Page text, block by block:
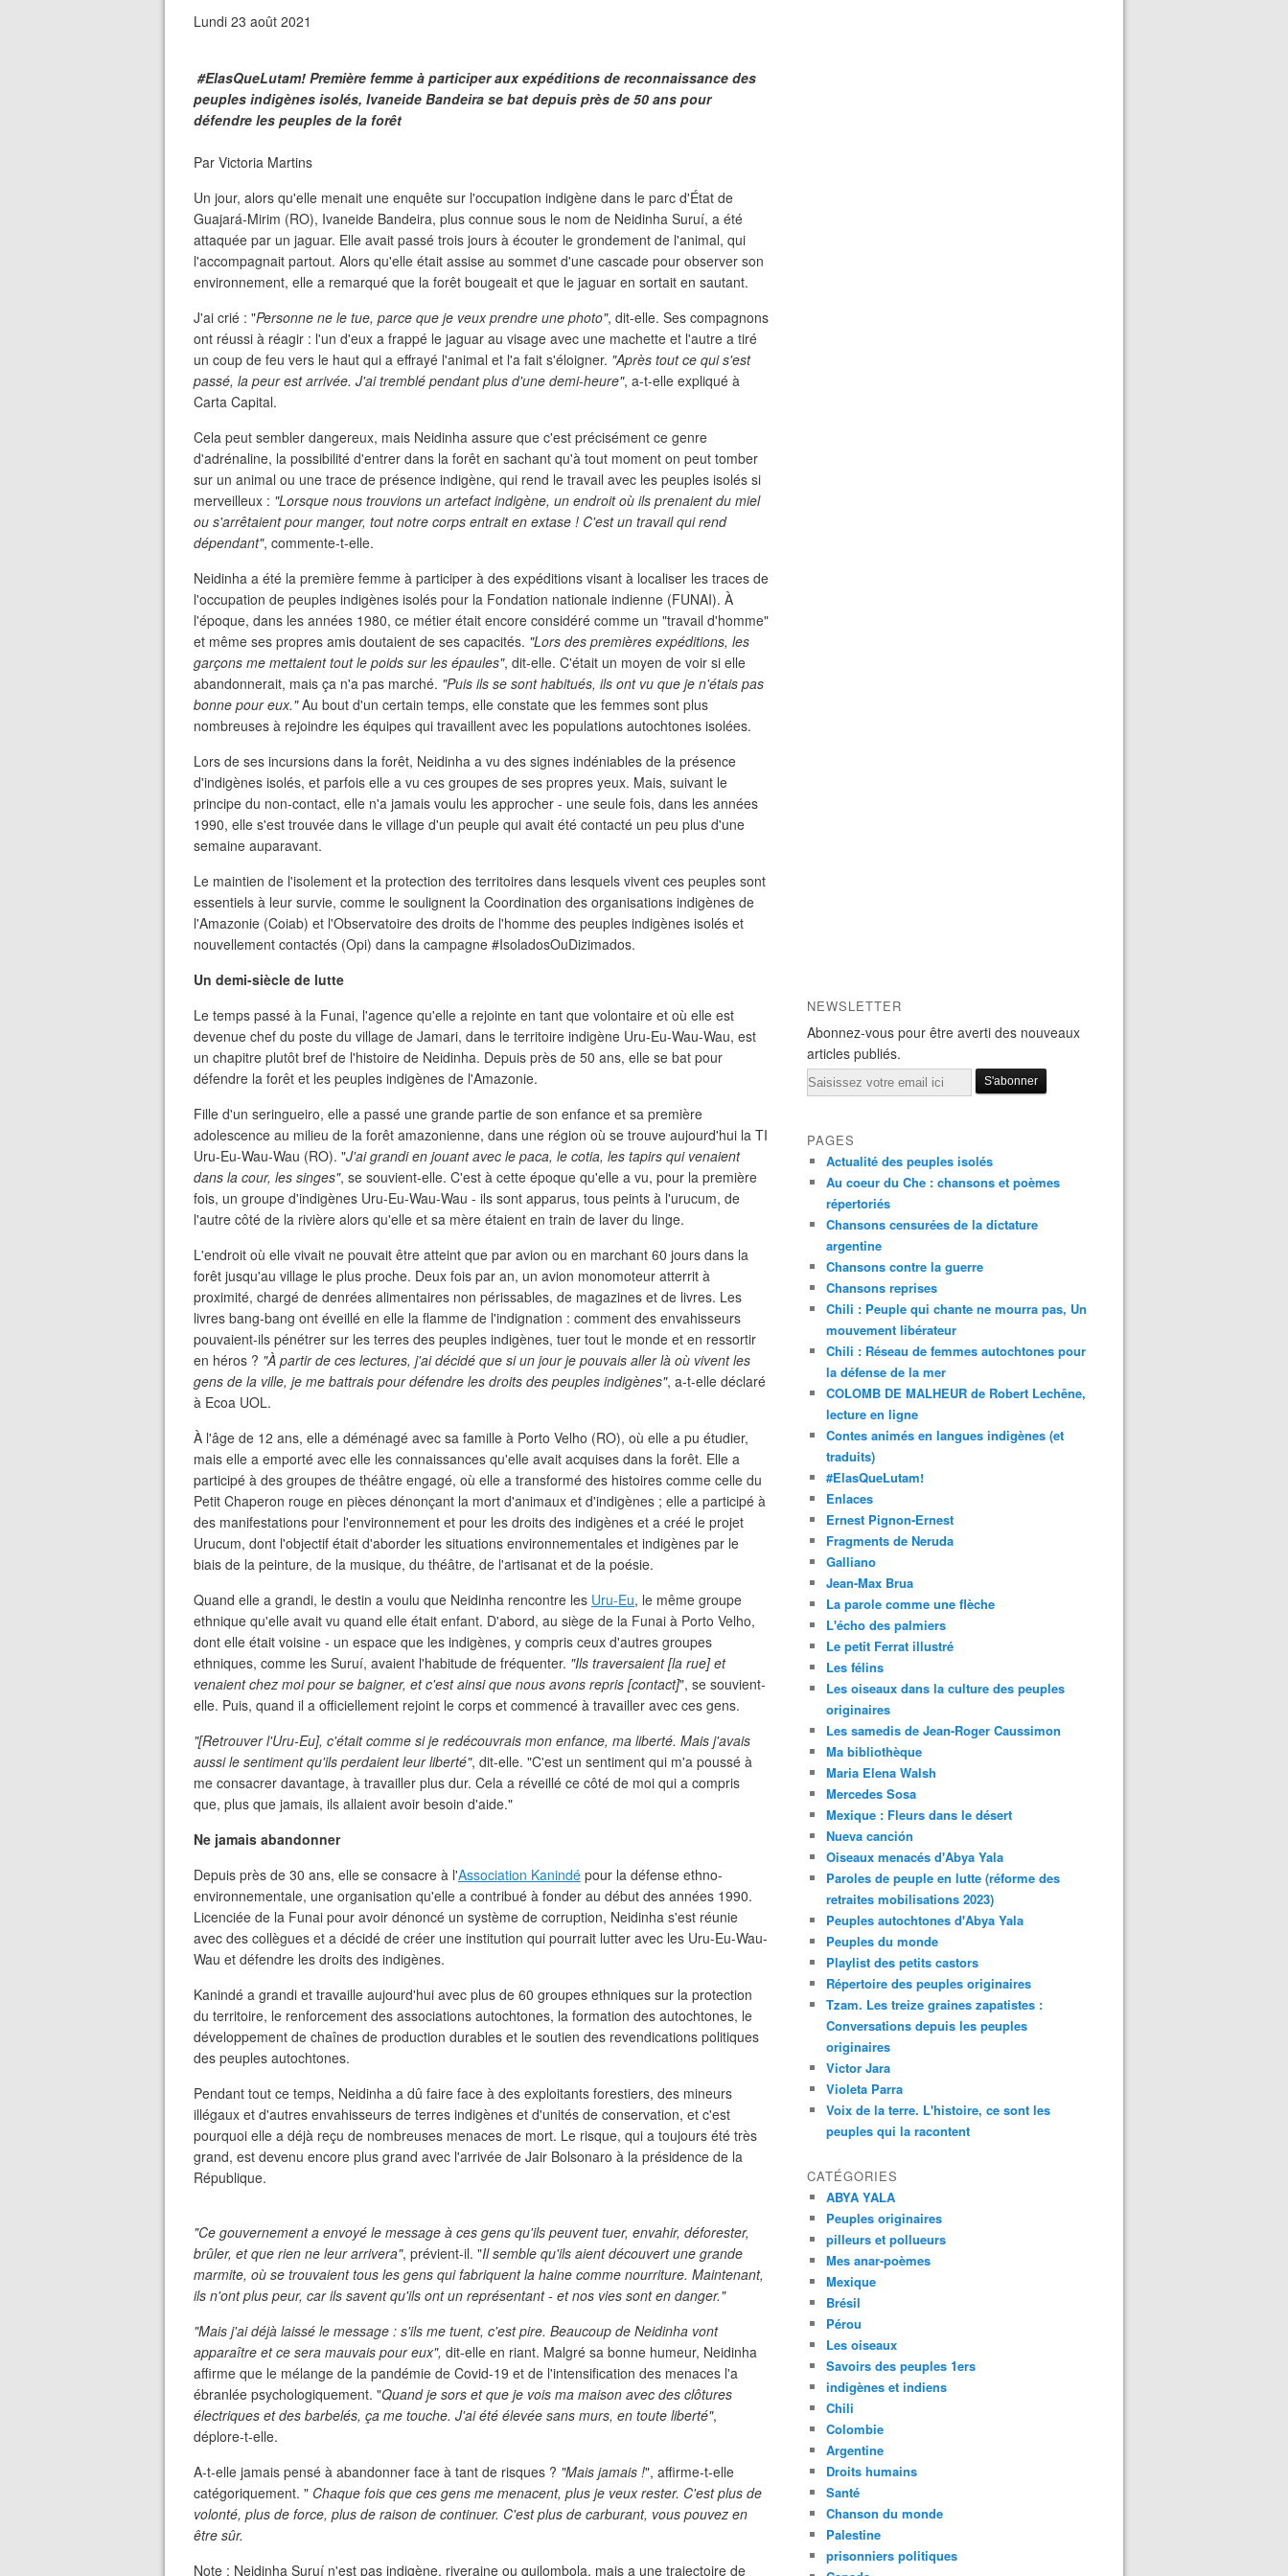
Lundi 23 août 2021
#ElasQueLutam! Première femme à participer aux expéditions de reconnaissance des
peuples indigènes isolés, Ivaneide Bandeira se bat depuis près de 50 ans pour
défendre les peuples de la forêt
Par Victoria Martins
Un jour, alors qu'elle menait une enquête sur l'occupation indigène dans le parc d'État de
Guajará-Mirim (RO), Ivaneide Bandeira, plus connue sous le nom de Neidinha Suruí, a été
attaquée par un jaguar. Elle avait passé trois jours à écouter le grondement de l'animal, qui
l'accompagnait partout. Alors qu'elle était assise au sommet d'une cascade pour observer son
environnement, elle a remarqué que la forêt bougeait et que le jaguar en sortait en sautant.
J'ai crié : "Personne ne le tue, parce que je veux prendre une photo", dit-elle. Ses compagnons
ont réussi à réagir : l'un d'eux a frappé le jaguar au visage avec une machette et l'autre a tiré
un coup de feu vers le haut qui a effrayé l'animal et l'a fait s'éloigner. "Après tout ce qui s'est
passé, la peur est arrivée. J'ai tremblé pendant plus d'une demi-heure", a-t-elle expliqué à
Carta Capital.
Cela peut sembler dangereux, mais Neidinha assure que c'est précisément ce genre
d'adrénaline, la possibilité d'entrer dans la forêt en sachant qu'à tout moment on peut tomber
sur un animal ou une trace de présence indigène, qui rend le travail avec les peuples isolés si
merveilleux : "Lorsque nous trouvions un artefact indigène, un endroit où ils prenaient du miel
ou s'arrêtaient pour manger, tout notre corps entrait en extase ! C'est un travail qui rend
dépendant", commente-t-elle.
Neidinha a été la première femme à participer à des expéditions visant à localiser les traces de
l'occupation de peuples indigènes isolés pour la Fondation nationale indienne (FUNAI). À
l'époque, dans les années 1980, ce métier était encore considéré comme un "travail d'homme"
et même ses propres amis doutaient de ses capacités. "Lors des premières expéditions, les
garçons me mettaient tout le poids sur les épaules", dit-elle. C'était un moyen de voir si elle
abandonnerait, mais ça n'a pas marché. "Puis ils se sont habitués, ils ont vu que je n'étais pas
bonne pour eux."Au bout d'un certain temps, elle constate que les femmes sont plus
nombreuses à rejoindre les équipes qui travaillent avec les populations autochtones isolées.
Lors de ses incursions dans la forêt, Neidinha a vu des signes indéniables de la présence
d'indigènes isolés, et parfois elle a vu ces groupes de ses propres yeux. Mais, suivant le
principe du non-contact, elle n'a jamais voulu les approcher - une seule fois, dans les années
1990, elle s'est trouvée dans le village d'un peuple qui avait été contacté un peu plus d'une
semaine auparavant.
Le maintien de l'isolement et la protection des territoires dans lesquels vivent ces peuples sont
essentiels à leur survie, comme le soulignent la Coordination des organisations indigènes de
l'Amazonie (Coiab) et l'Observatoire des droits de l'homme des peuples indigènes isolés et
nouvellement contactés (Opi) dans la campagne #IsoladosOuDizimados.
Un demi-siècle de lutte
Le temps passé à la Funai, l'agence qu'elle a rejointe en tant que volontaire et où elle est
devenue chef du poste du village de Jamari, dans le territoire indigène Uru-Eu-Wau-Wau, est
un chapitre plutôt bref de l'histoire de Neidinha. Depuis près de 50 ans, elle se bat pour
défendre la forêt et les peuples indigènes de l'Amazonie.
Fille d'un seringueiro, elle a passé une grande partie de son enfance et sa première
adolescence au milieu de la forêt amazonienne, dans une région où se trouve aujourd'hui la TI
Uru-Eu-Wau-Wau (RO). "J'ai grandi en jouant avec le paca, le cotia, les tapirs qui venaient
dans la cour, les singes", se souvient-elle. C'est à cette époque qu'elle a vu, pour la première
fois, un groupe d'indigènes Uru-Eu-Wau-Wau - ils sont apparus, tous peints à l'urucum, de
l'autre côté de la rivière alors qu'elle et sa mère étaient en train de laver du linge.
L'endroit où elle vivait ne pouvait être atteint que par avion ou en marchant 60 jours dans la
forêt jusqu'au village le plus proche. Deux fois par an, un avion monomoteur atterrit à
proximité, chargé de denrées alimentaires non périssables, de magazines et de livres. Les
livres bang-bang ont éveillé en elle la flamme de l'indignation : comment des envahisseurs
pouvaient-ils pénétrer sur les terres des peuples indigènes, tuer tout le monde et en ressortir
en héros ? "À partir de ces lectures, j'ai décidé que si un jour je pouvais aller là où vivent les
gens de la ville, je me battrais pour défendre les droits des peuples indigènes", a-t-elle déclaré
à Ecoa UOL.
À l'âge de 12 ans, elle a déménagé avec sa famille à Porto Velho (RO), où elle a pu étudier,
mais elle a emporté avec elle les connaissances qu'elle avait acquises dans la forêt. Elle a
participé à des groupes de théâtre engagé, où elle a transformé des histoires comme celle du
Petit Chaperon rouge en pièces dénonçant la mort d'animaux et d'indigènes ; elle a participé à
des manifestations pour l'environnement et pour les droits des indigènes et a créé le projet
Urucum, dont l'objectif était d'aborder les situations environnementales et indigènes par le
biais de la peinture, de la musique, du théâtre, de l'artisanat et de la poésie.
Quand elle a grandi, le destin a voulu que Neidinha rencontre les Uru-Eu, le même groupe
ethnique qu'elle avait vu quand elle était enfant. D'abord, au siège de la Funai à Porto Velho,
dont elle était voisine - un espace que les indigènes, y compris ceux d'autres groupes
ethniques, comme les Suruí, avaient l'habitude de fréquenter. "Ils traversaient [la rue] et
venaient chez moi pour se baigner, et c'est ainsi que nous avons repris [contact]", se souvient-
elle. Puis, quand il a officiellement rejoint le corps et commencé à travailler avec ces gens.
"[Retrouver l'Uru-Eu], c'était comme si je redécouvrais mon enfance, ma liberté. Mais j'avais
aussi le sentiment qu'ils perdaient leur liberté", dit-elle. "C'est un sentiment qui m'a poussé à
me consacrer davantage, à travailler plus dur. Cela a réveillé ce côté de moi qui a compris
que, plus que jamais, ils allaient avoir besoin d'aide."
Ne jamais abandonner
Depuis près de 30 ans, elle se consacre à l'Association Kanindé pour la défense ethno-
environnementale, une organisation qu'elle a contribué à fonder au début des années 1990.
Licenciée de la Funai pour avoir dénoncé un système de corruption, Neidinha s'est réunie
avec des collègues et a décidé de créer une institution qui pourrait lutter avec les Uru-Eu-Wau-
Wau et défendre les droits des indigènes.
Kanindé a grandi et travaille aujourd'hui avec plus de 60 groupes ethniques sur la protection
du territoire, le renforcement des associations autochtones, la formation des autochtones, le
développement de chaînes de production durables et le soutien des revendications politiques
des peuples autochtones.
Pendant tout ce temps, Neidinha a dû faire face à des exploitants forestiers, des mineurs
illégaux et d'autres envahisseurs de terres indigènes et d'unités de conservation, et c'est
pourquoi elle a déjà reçu de nombreuses menaces de mort. Le risque, qui a toujours été très
grand, est devenu encore plus grand avec l'arrivée de Jair Bolsonaro à la présidence de la
République.
"Ce gouvernement a envoyé le message à ces gens qu'ils peuvent tuer, envahir, déforester,
brûler, et que rien ne leur arrivera", prévient-il. "Il semble qu'ils aient découvert une grande
marmite, où se trouvaient tous les gens qui fabriquent la haine comme nourriture. Maintenant,
ils n'ont plus peur, car ils savent qu'ils ont un représentant - et nos vies sont en danger."
"Mais j'ai déjà laissé le message : s'ils me tuent, c'est pire. Beaucoup de Neidinha vont
apparaître et ce sera mauvais pour eux", dit-elle en riant. Malgré sa bonne humeur, Neidinha
affirme que le mélange de la pandémie de Covid-19 et de l'intensification des menaces l'a
ébranlée psychologiquement. "Quand je sors et que je vois ma maison avec des clôtures
électriques et des barbelés, ça me touche. J'ai été élevée sans murs, en toute liberté",
déplore-t-elle.
A-t-elle jamais pensé à abandonner face à tant de risques ? "Mais jamais !", affirme-t-elle
catégoriquement. " Chaque fois que ces gens me menacent, plus je veux rester. C'est plus de
volonté, plus de force, plus de raison de continuer. C'est plus de carburant, vous pouvez en
être sûr.
Note : Neidinha Suruí n'est pas indigène, riveraine ou quilombola, mais a une trajectoire de
NEWSLETTER
Abonnez-vous pour être averti des nouveaux
articles publiés.
Email
PAGES
Actualité des peuples isolés
Au coeur du Che : chansons et poèmes
répertoriés
Chansons censurées de la dictature
argentine
Chansons contre la guerre
Chansons reprises
Chili : Peuple qui chante ne mourra pas, Un
mouvement libérateur
Chili : Réseau de femmes autochtones pour
la défense de la mer
COLOMB DE MALHEUR de Robert Lechêne,
lecture en ligne
Contes animés en langues indigènes (et
traduits)
#ElasQueLutam!
Enlaces
Ernest Pignon-Ernest
Fragments de Neruda
Galliano
Jean-Max Brua
La parole comme une flèche
L'écho des palmiers
Le petit Ferrat illustré
Les félins
Les oiseaux dans la culture des peuples
originaires
Les samedis de Jean-Roger Caussimon
Ma bibliothèque
Maria Elena Walsh
Mercedes Sosa
Mexique : Fleurs dans le désert
Nueva canción
Oiseaux menacés d'Abya Yala
Paroles de peuple en lutte (réforme des
retraites mobilisations 2023)
Peuples autochtones d'Abya Yala
Peuples du monde
Playlist des petits castors
Répertoire des peuples originaires
Tzam. Les treize graines zapatistes :
Conversations depuis les peuples
originaires
Victor Jara
Violeta Parra
Voix de la terre. L'histoire, ce sont les
peuples qui la racontent
CATÉGORIES
ABYA YALA
Peuples originaires
pilleurs et pollueurs
Mes anar-poèmes
Mexique
Brésil
Pérou
Les oiseaux
Savoirs des peuples 1ers
indigènes et indiens
Chili
Colombie
Argentine
Droits humains
Santé
Chanson du monde
Palestine
prisonniers politiques